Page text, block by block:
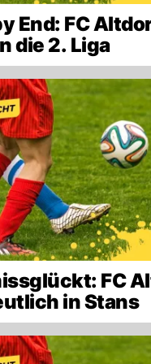
End: FC
die 2. Liga
FC
in Stans